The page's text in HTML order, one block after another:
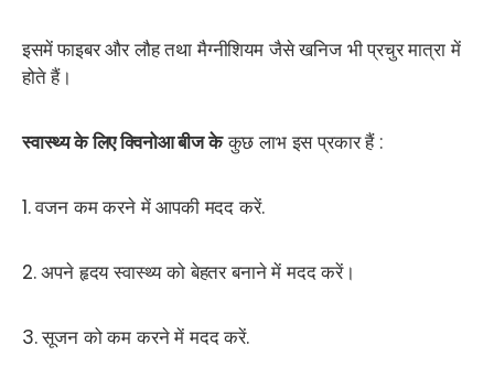
इसमें फाइबर और लौह तथा मैग्नीशियम जैसे खनिज भी प्रचुर मात्रा में
होते हैं।
स्वास्थ्य के लिए क्विनोआ बीज के कुछ लाभ इस प्रकार हैं :
1. वजन कम करने में आपकी मदद करें.
2. अपने हृदय स्वास्थ्य को बेहतर बनाने में मदद करें।
3. सूजन को कम करने में मदद करें.